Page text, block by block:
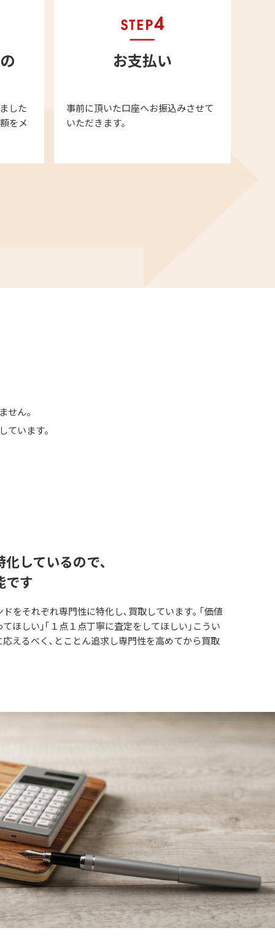
した
をメ
お支払い
事前に頂いた口座へお振込みさせて
いただきます。
せん。
います。
しているので､
です
をそれぞれ専門性に特化し､買取しています｡ ｢価値
ほしい｣｢１点１点丁寧に査定をしてほしい｣こうい
えるべく､とことん追求し専門性を高めてから買取